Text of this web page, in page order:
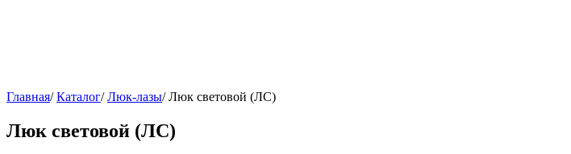
Главная/ Каталог/ Люк-лазы/ Люк световой (ЛС)
Люк световой (ЛС)